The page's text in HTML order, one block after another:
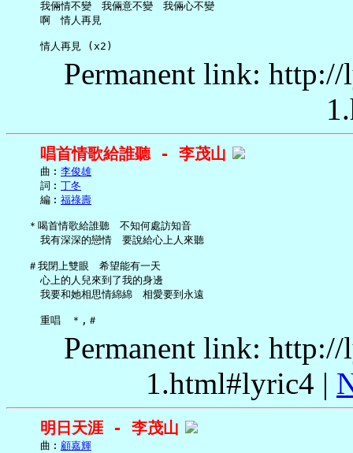
     我倆情不變　我倆意不變　我倆心不變
     啊　情人再見
Permanent link:
唱首情歌給誰聽 - 李茂山
     曲︰
李俊雄
     詞︰
丁冬
     編︰
福祿壽
   ＊喝首情歌給誰聽　不知何處訪知音
     我有深深的戀情　要說給心上人來聽
   ＃我閉上雙眼　希望能有一天
     心上的人兒來到了我的身邊
     我要和她相思情綿綿　相愛要到永遠
Permanent link:
1.html#lyric4 |
明日天涯 - 李茂山
     曲︰
顧嘉輝